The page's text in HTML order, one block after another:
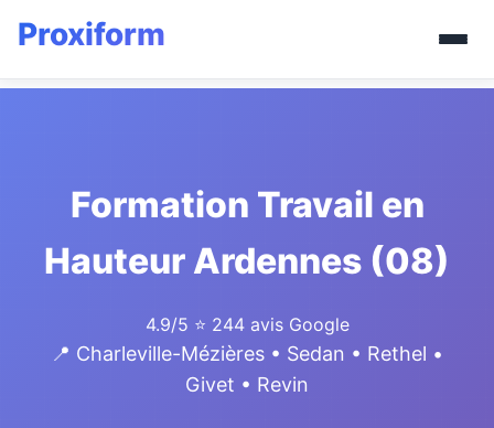
Formation Travail en
Hauteur Ardennes (08)
4.9/5 ⭐ 244 avis Google
📍 Charleville-Mézières • Sedan • Rethel •
Givet • Revin